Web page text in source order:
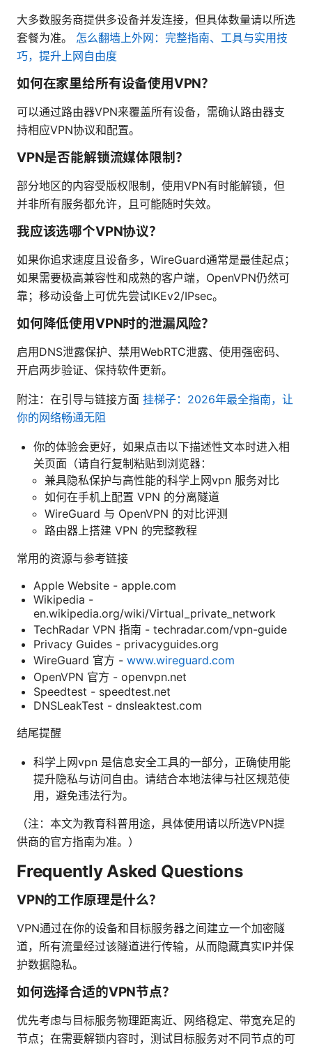
大多数服务商提供多设备并发连接，但具体数量请以所选
套餐为准。 怎么翻墙上外网：完整指南、工具与实用技
巧，提升上网自由度
如何在家里给所有设备使用VPN？
可以通过路由器VPN来覆盖所有设备，需确认路由器支
持相应VPN协议和配置。
VPN是否能解锁流媒体限制？
部分地区的内容受版权限制，使用VPN有时能解锁，但
并非所有服务都允许，且可能随时失效。
我应该选哪个VPN协议？
如果你追求速度且设备多，WireGuard通常是最佳起点；
如果需要极高兼容性和成熟的客户端，OpenVPN仍然可
靠；移动设备上可优先尝试IKEv2/IPsec。
如何降低使用VPN时的泄漏风险？
启用DNS泄露保护、禁用WebRTC泄露、使用强密码、
开启两步验证、保持软件更新。
附注：在引导与链接方面 挂梯子：2026年最全指南，让
你的网络畅通无阻
你的体验会更好，如果点击以下描述性文本时进入相
关页面（请自行复制粘贴到浏览器：
兼具隐私保护与高性能的科学上网vpn 服务对比
如何在手机上配置 VPN 的分离隧道
WireGuard 与 OpenVPN 的对比评测
路由器上搭建 VPN 的完整教程
常用的资源与参考链接
Apple Website - apple.com
Wikipedia -
en.wikipedia.org/wiki/Virtual_private_network
TechRadar VPN 指南 - techradar.com/vpn-guide
Privacy Guides - privacyguides.org
WireGuard 官方 - www.wireguard.com
OpenVPN 官方 - openvpn.net
Speedtest - speedtest.net
DNSLeakTest - dnsleaktest.com
结尾提醒
科学上网vpn 是信息安全工具的一部分，正确使用能
提升隐私与访问自由。请结合本地法律与社区规范使
用，避免违法行为。
（注：本文为教育科普用途，具体使用请以所选VPN提
供商的官方指南为准。）
Frequently Asked Questions
VPN的工作原理是什么？
VPN通过在你的设备和目标服务器之间建立一个加密隧
道，所有流量经过该隧道进行传输，从而隐藏真实IP并保
护数据隐私。
如何选择合适的VPN节点？
优先考虑与目标服务物理距离近、网络稳定、带宽充足的
节点；在需要解锁内容时，测试目标服务对不同节点的可